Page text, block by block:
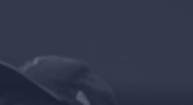
the Courts
con nosotros
Pulse